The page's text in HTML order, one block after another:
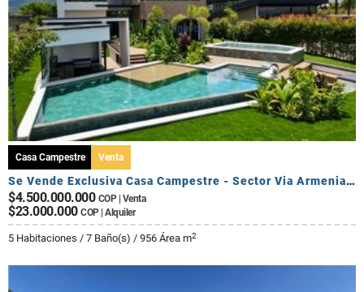
Casa Campestre Venta
Se Vende Exclusiva Casa Campestre - Sector Via Armenia Calarca
$4.500.000.000 COP | Venta
$23.000.000 COP | Alquiler
5 Habitaciones / 7 Baño(s) / 956 Área m2